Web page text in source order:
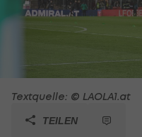
Textquelle: © LAOLA1.at
TEILEN